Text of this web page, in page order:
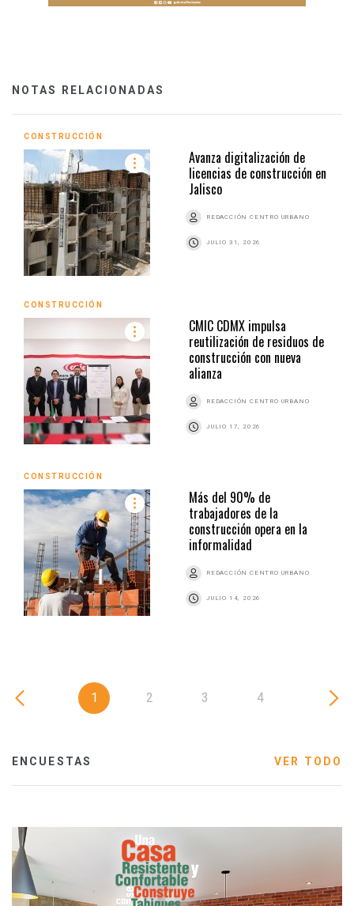
NOTAS RELACIONADAS
CONSTRUCCIÓN
Avanza digitalización de
licencias de construcción en
Jalisco
REDACCIÓN CENTRO URBANO
JULIO 31, 2026
CONSTRUCCIÓN
CMIC CDMX impulsa
reutilización de residuos de
construcción con nueva
alianza
REDACCIÓN CENTRO URBANO
JULIO 17, 2026
CONSTRUCCIÓN
Más del 90% de
trabajadores de la
construcción opera en la
informalidad
REDACCIÓN CENTRO URBANO
JULIO 14, 2026
1 2 3 4
ENCUESTAS VER TODO